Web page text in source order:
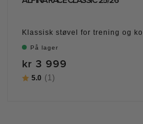
På lager
kr 3 999
Karakter:
5.0 (1)